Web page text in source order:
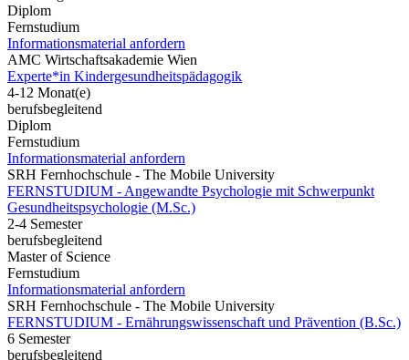
Diplom
Fernstudium
Informationsmaterial anfordern
AMC Wirtschaftsakademie Wien
Experte*in Kindergesundheitspädagogik
4-12 Monat(e)
berufsbegleitend
Diplom
Fernstudium
Informationsmaterial anfordern
SRH Fernhochschule - The Mobile University
FERNSTUDIUM - Angewandte Psychologie mit Schwerpunkt
Gesundheits­psychologie (M.Sc.)
2-4 Semester
berufsbegleitend
Master of Science
Fernstudium
Informationsmaterial anfordern
SRH Fernhochschule - The Mobile University
FERNSTUDIUM - Ernährungswissenschaft und Prävention (B.Sc.)
6 Semester
berufsbegleitend